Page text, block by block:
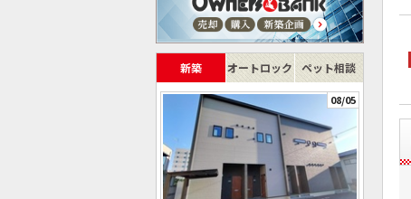
新築 オートロック ペット相談
08/05